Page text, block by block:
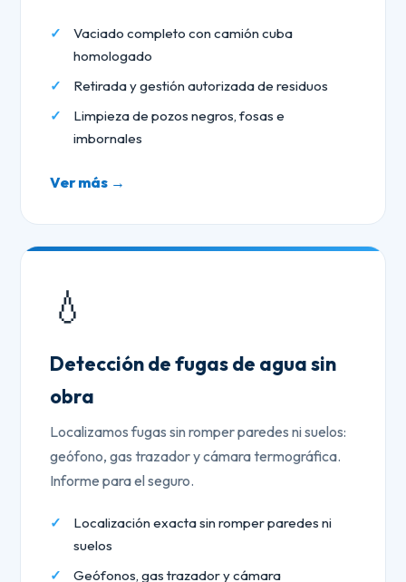
Vaciado completo con camión cuba
homologado
Retirada y gestión autorizada de residuos
Limpieza de pozos negros, fosas e
imbornales
Ver más →
💧
Detección de fugas de agua sin
obra
Localizamos fugas sin romper paredes ni suelos:
geófono, gas trazador y cámara termográfica.
Informe para el seguro.
Localización exacta sin romper paredes ni
suelos
Geófonos, gas trazador y cámara